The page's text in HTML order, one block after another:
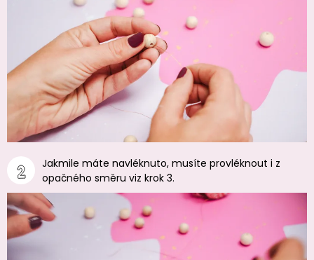
Jakmile máte navléknuto, musíte provléknout i z
opačného směru viz krok 3.